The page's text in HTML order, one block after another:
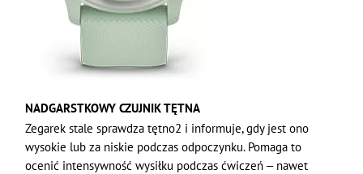
NADGARSTKOWY CZUJNIK TĘTNA
Zegarek stale sprawdza tętno2 i informuje, gdy jest ono
wysokie lub za niskie podczas odpoczynku. Pomaga to
ocenić intensywność wysiłku podczas ćwiczeń ‒ nawet